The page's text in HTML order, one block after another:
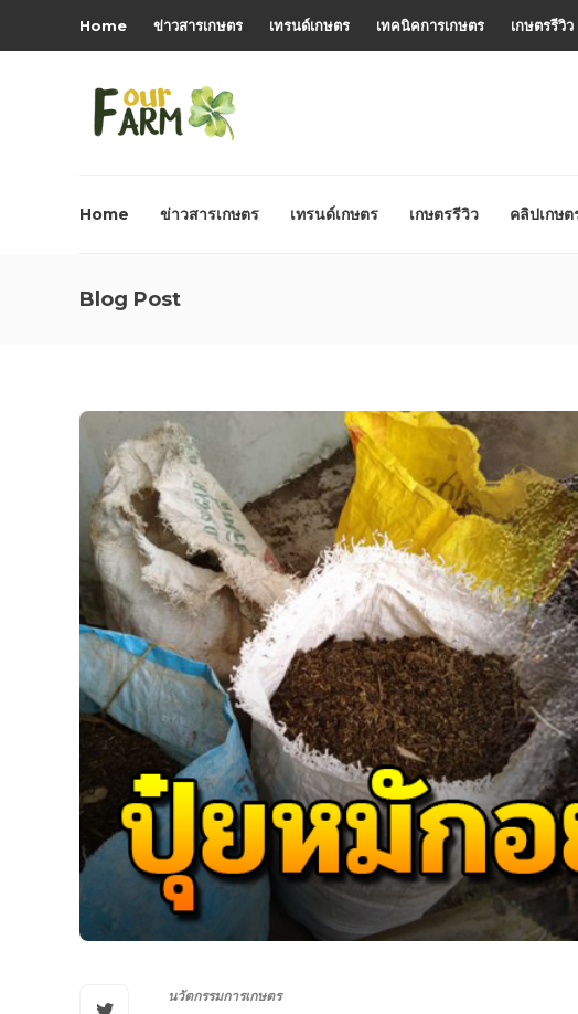
Home ข่าวสารเกษตร เทรนด์เกษตร เทคนิคการเกษตร เกษตรรีวิว
Home ข่าวสารเกษตร เทรนด์เกษตร เกษตรรีวิว คลิปเกษต
Blog Post
นวัตกรรมการเกษตร